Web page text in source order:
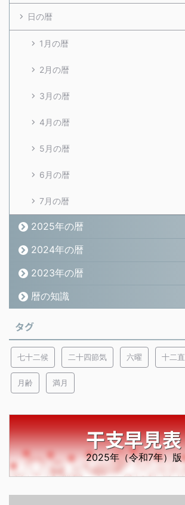
日の暦
1月の暦
2月の暦
3月の暦
4月の暦
5月の暦
6月の暦
7月の暦
2025年の暦
2024年の暦
2023年の暦
暦の知識
タグ
七十二候 二十四節気 六曜 十二直
月齢 満月
干支早見表
2025年（令和7年）版